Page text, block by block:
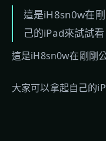
這是iH8sn0w在
己的iPad來試試看
這是iH8sn0w在剛剛
大家可以拿起自己的